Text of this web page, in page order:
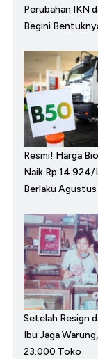
Perubahan IKN
Begini
Resmi! Harga
Naik Rp
Berlaku
Setelah Resign
Ibu Jaga
23.000 Toko